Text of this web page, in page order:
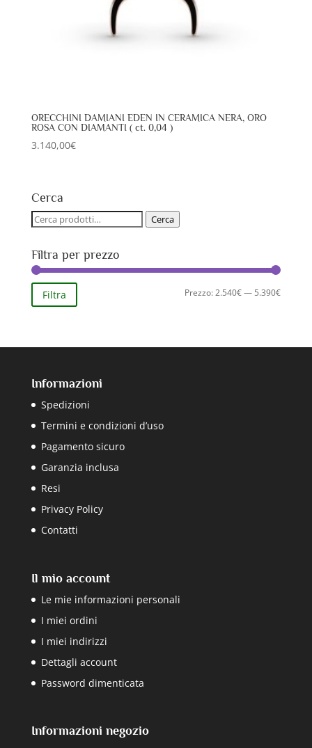
ORECCHINI DAMIANI EDEN IN CERAMICA NERA, ORO
ROSA CON DIAMANTI ( ct. 0,04 )
3.140,00€
Cerca
Cerca: Cerca
Filtra per prezzo
Prezzo
Prezzo
Filtra Prezzo:2.540€— 5.390€
Informazioni
Spedizioni
Termini e condizioni d’uso
Pagamento sicuro
Garanzia inclusa
Resi
Privacy Policy
Contatti
Il mio account
Le mie informazioni personali
I miei ordini
I miei indirizzi
Dettagli account
Password dimenticata
Informazioni negozio